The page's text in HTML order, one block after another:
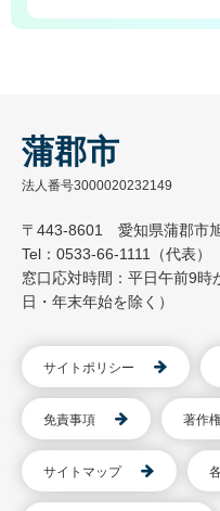
蒲郡市
法人番号3000020232149
〒443-8601 愛知県蒲郡市
Tel：0533-66-1111（代表）
窓口応対時間：平日午前9
日・年末年始を除く）
サイトポリシー
免責事項 著作
サイトマップ